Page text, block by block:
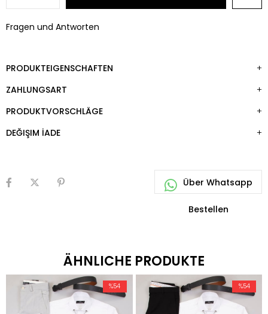
Fragen und Antworten
PRODUKTEIGENSCHAFTEN
ZAHLUNGSART
PRODUKTVORSCHLÄGE
DEĞIŞIM İADE
ÄHNLICHE PRODUKTE
%54 %54